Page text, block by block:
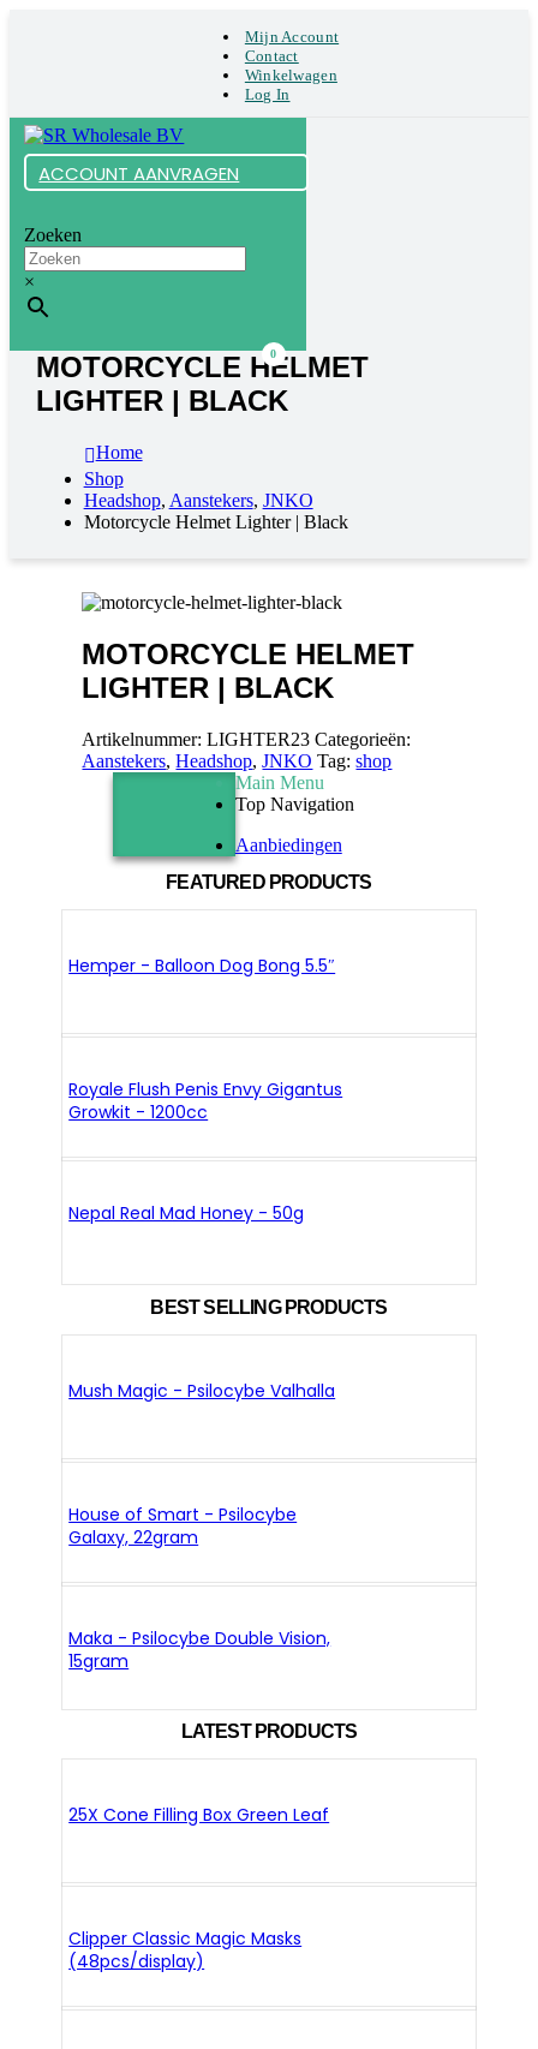
Mijn Account
Contact
Winkelwagen
Log In
ACCOUNT AANVRAGEN
Zoeken
×
0
MOTORCYCLE HELMET
LIGHTER | BLACK
Home
Shop
Headshop, Aanstekers, JNKO
Motorcycle Helmet Lighter | Black
MOTORCYCLE HELMET
LIGHTER | BLACK
Artikelnummer:LIGHTER23 Categorieën:
Aanstekers,Headshop,JNKO Tag:shop
FEATURED PRODUCTS
Hemper - Balloon Dog Bong 5.5″
Royale Flush Penis Envy Gigantus
Growkit - 1200cc
Nepal Real Mad Honey - 50g
BEST SELLING PRODUCTS
Mush Magic - Psilocybe Valhalla
House of Smart - Psilocybe
Galaxy, 22gram
Maka - Psilocybe Double Vision,
15gram
LATEST PRODUCTS
25X Cone Filling Box Green Leaf
Clipper Classic Magic Masks
(48pcs/display)
Main Menu
Top Navigation
Aanbiedingen